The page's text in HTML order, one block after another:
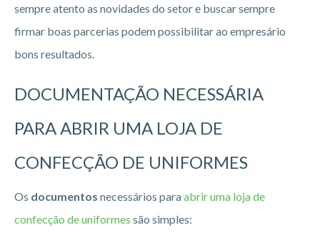
sempre atento as novidades do setor e buscar sempre
firmar boas parcerias podem possibilitar ao empresário
bons resultados.
DOCUMENTAÇÃO NECESSÁRIA
PARA ABRIR UMA LOJA DE
CONFECÇÃO DE UNIFORMES
Os documentos necessários paraabrir uma loja de
confecção de uniformes são simples: